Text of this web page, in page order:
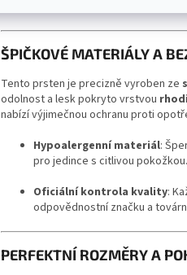
ŠPIČKOVÉ MATERIÁLY A
Tento prsten je precizně vyroben ze
odolnost a lesk pokryto vrstvou
nabízí výjimečnou ochranu proti
Hypoalergenní materiál:
pro jedince s citlivou pokožkou.
Oficiální kontrola kvality:
odpovědnostní značku a
PERFEKTNÍ ROZMĚRY A